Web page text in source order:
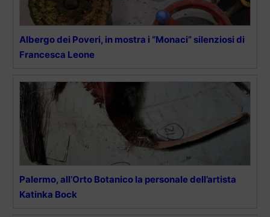
Albergo dei Poveri, in mostra i “Monaci” silenziosi di
Francesca Leone
Palermo, all’Orto Botanico la personale dell’artista
Katinka Bock